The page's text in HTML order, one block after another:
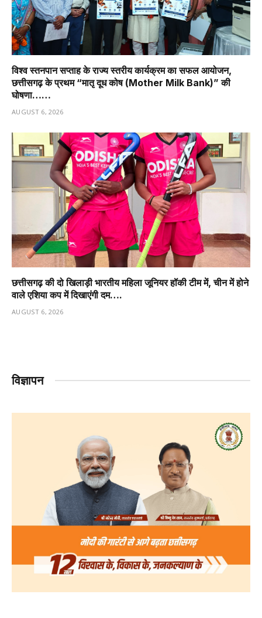
विश्व स्तनपान सप्ताह के राज्य स्तरीय कार्यक्रम का सफल आयोजन,
छत्तीसगढ़ के प्रथम “मातृ दूध कोष (Mother Milk Bank)” की
घोषणा……
AUGUST 6, 2026
छत्तीसगढ़ की दो खिलाड़ी भारतीय महिला जूनियर हॉकी टीम में, चीन में होने
वाले एशिया कप में दिखाएंगी दम….
AUGUST 6, 2026
विज्ञापन